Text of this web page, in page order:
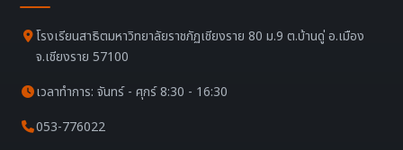
โรงเรียนสาธิตมหาวิทยาลัยราชภัฏเชียงราย 80 ม.9 ต.บ้านดู่ อ.เมือง
จ.เชียงราย 57100
เวลาทำการ: จันทร์ - ศุกร์ 8:30 - 16:30
053-776022